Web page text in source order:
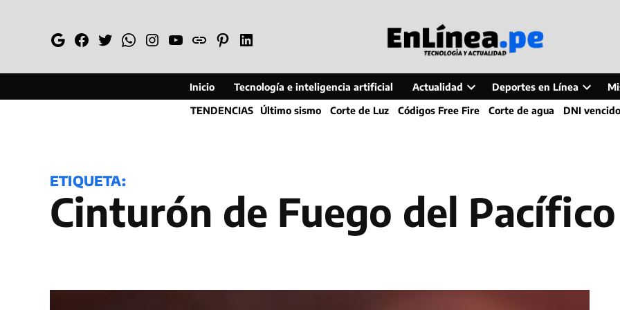
GoogleFacebook
TwitterWhatsapp
Instagram
YouTube
WebPinterestLinkedin
Inicio Tecnología e inteligencia artificial Actualidad
Open
dropdown
Deportes en Línea
Open
dropdown
TENDENCIAS Último sismo Corte de Luz Códigos Free Fire Corte de agua DNI vencido
ETIQUETA:
Cinturón de Fuego del Pacífico